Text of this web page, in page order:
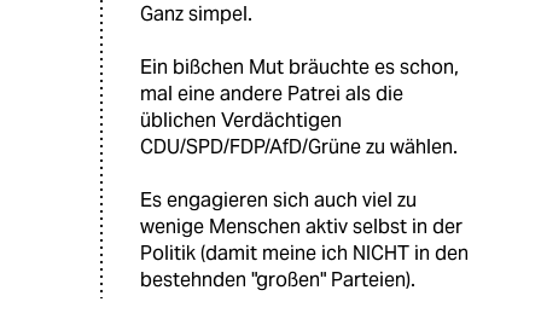
Ganz simpel.
Ein bißchen Mut bräuchte es schon,
mal eine andere Patrei als die
üblichen Verdächtigen
CDU/SPD/FDP/AfD/Grüne zu wählen.
Es engagieren sich auch viel zu
wenige Menschen aktiv selbst in der
Politik (damit meine ich NICHT in den
bestehnden "großen" Parteien).